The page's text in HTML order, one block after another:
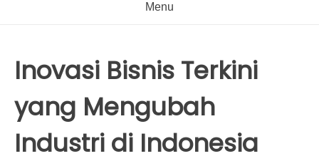
Menu
Inovasi Bisnis Terkini
yang Mengubah
Industri di Indonesia